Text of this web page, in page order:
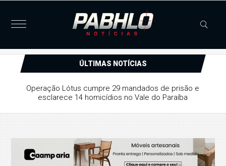
ÚLTIMAS NOTÍCIAS
Justiça concede liberdade provisória a suspeito de série
de furtos e arrombamentos em Patos